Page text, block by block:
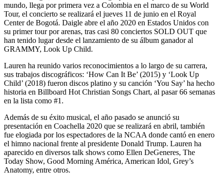
mundo, llega por primera vez a Colombia en el marco de su World
Tour, el concierto se realizará el jueves 11 de junio en el Royal
Center de Bogotá. Daigle abre el año 2020 en Estados Unidos con
su primer tour por arenas, tras casi 80 conciertos SOLD OUT que
han tenido lugar desde el lanzamiento de su álbum ganador al
GRAMMY, Look Up Child.
Lauren ha reunido varios reconocimientos a lo largo de su carrera,
sus trabajos discográficos: ‘How Can It Be’ (2015) y ‘Look Up
Child’ (2018) fueron discos platino y su canción ‘You Say’ ha hecho
historia en Billboard Hot Christian Songs Chart, al pasar 66 semanas
en la lista como #1.
Además de su éxito musical, el año pasado se anunció su
presentación en Coachella 2020 que se realizará en abril, también
fue elogiada por los espectadores de la NCAA donde cantó en enero
el himno nacional frente al presidente Donald Trump. Lauren ha
aparecido en diversos talk shows como Ellen DeGeneres, The
Today Show, Good Morning América, American Idol, Grey’s
Anatomy, entre otros.